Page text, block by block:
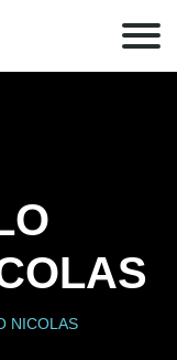
NICOLAS